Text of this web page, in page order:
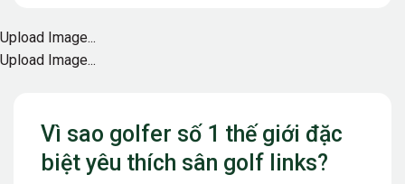
Vì sao golfer số 1 thế giới đặc
biệt yêu thích sân golf links?
Upload Image...
Upload Image...